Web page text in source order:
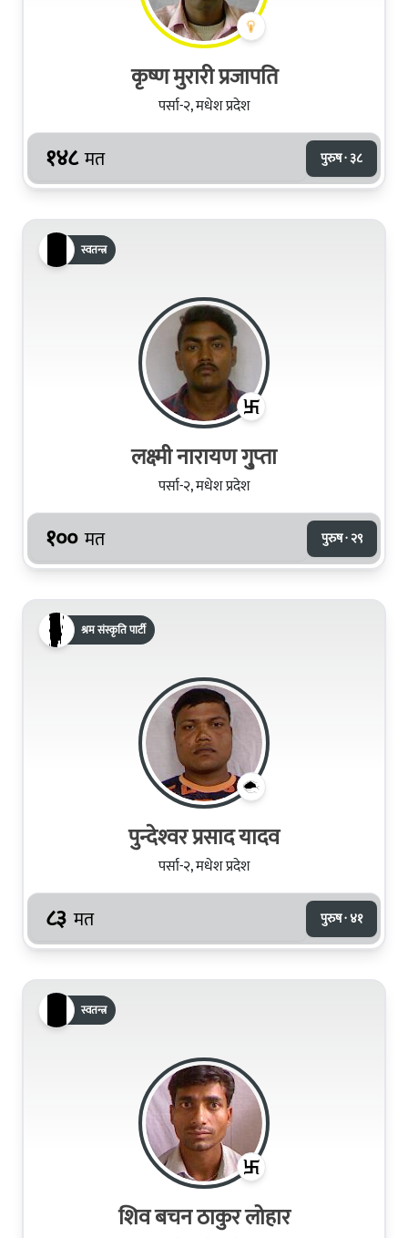
कृष्ण मुरारी प्रजापति
पर्सा-२, मधेश प्रदेश
१४८ मत पुरुष · ३८
स्वतन्त्र
लक्ष्‍मी नारायण गु्प्‍ता
पर्सा-२, मधेश प्रदेश
१०० मत पुरुष · २९
श्रम संस्कृति पार्टी
पुन्देश्‍वर प्रसाद यादव
पर्सा-२, मधेश प्रदेश
८३ मत पुरुष · ४१
स्वतन्त्र
शिव बचन ठाकुर लोहार